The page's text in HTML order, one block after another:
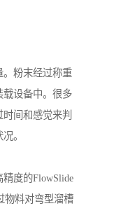
。粉末经过称重
载设备中。很多
间和感觉来判
。
度的FlowSlide
物料对弯型溜槽